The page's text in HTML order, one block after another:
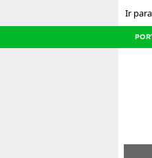
Ir